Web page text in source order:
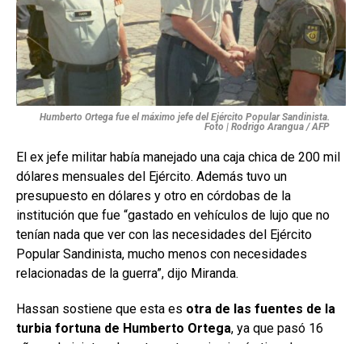
Humberto Ortega fue el máximo jefe del Ejército Popular Sandinista.
Foto | Rodrigo Arangua / AFP
El ex jefe militar había manejado una caja chica de 200 mil
dólares mensuales del Ejército. Además tuvo un
presupuesto en dólares y otro en córdobas de la
institución que fue “gastado en vehículos de lujo que no
tenían nada que ver con las necesidades del Ejército
Popular Sandinista, mucho menos con necesidades
relacionadas de la guerra”, dijo Miranda.
Hassan sostiene que esta es otra de las fuentes de la
turbia fortuna de Humberto Ortega, ya que pasó 16